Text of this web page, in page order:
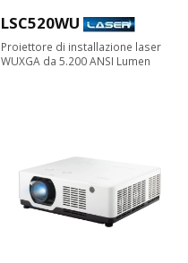
LSC520WU
Proiettore di installazione laser
WUXGA da 5.200 ANSI Lumen